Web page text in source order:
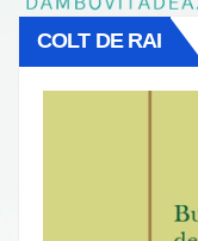
COLT DE RAI